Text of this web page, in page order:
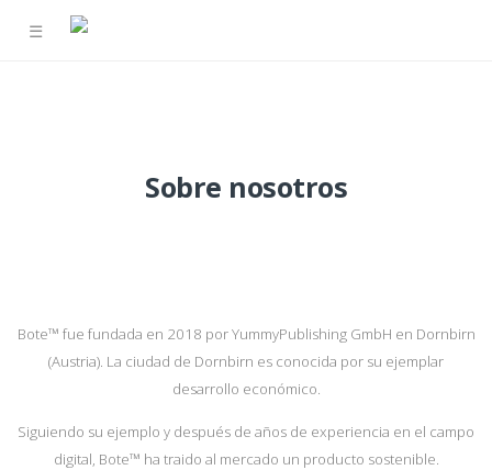
☰
Sobre nosotros
Bote™ fue fundada en 2018 por YummyPublishing GmbH en Dornbirn
(Austria). La ciudad de Dornbirn es conocida por su ejemplar
desarrollo económico.
Siguiendo su ejemplo y después de años de experiencia en el campo
digital, Bote™ ha traido al mercado un producto sostenible.